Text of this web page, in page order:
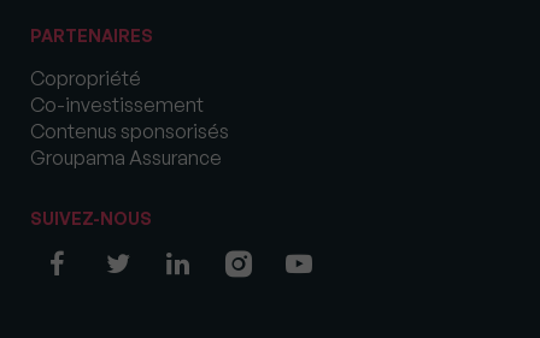
PARTENAIRES
Copropriété
Co-investissement
Contenus sponsorisés
Groupama Assurance
SUIVEZ-NOUS